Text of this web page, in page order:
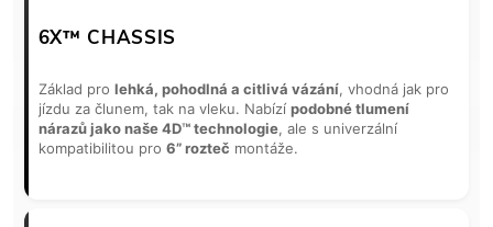
6X™ CHASSIS
Základ pro lehká, pohodlná a citlivá vázání, vhodná jak pro
jízdu za člunem, tak na vleku. Nabízí podobné tlumení
nárazů jako naše 4D™ technologie, ale s univerzální
kompatibilitou pro 6” rozteč montáže.